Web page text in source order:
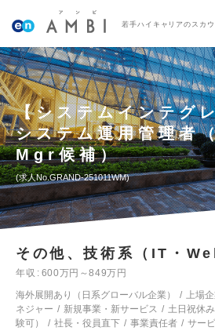
若手ハイキャリアのスカ
【システムインテグ
システム運用管理者
Mgr候補）
求人No.GRAND-251011WM
その他、技術系（IT・
年収
600万円～849万円
海外展開あり（日系グローバル企業）
上場
ネジャー
新規事業・新サービス 土日祝休み
験可）
社長・役員直下 事業責任者 サー